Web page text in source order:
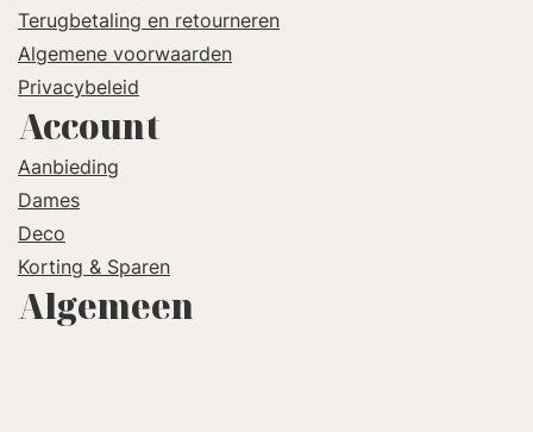
Terugbetaling en retourneren
Algemene voorwaarden
Privacybeleid
Account
Aanbieding
Dames
Deco
Korting & Sparen
Algemeen